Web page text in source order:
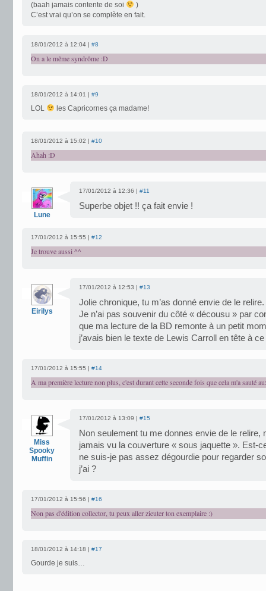
(baah jamais contente de soi
)
C’est vrai qu’on se complète en fait.
18/01/2012 à 12:04 | #8
On a le même syndrôme :D
18/01/2012 à 14:01 | #9
LOL les Capricornes ça madame!
18/01/2012 à 15:02 | #10
Ahah :D
Lune
17/01/2012 à 12:36 | #11
Superbe objet !! ça fait envie !
17/01/2012 à 15:55 | #12
Je trouve aussi ^^
Eirilys
17/01/2012 à 12:53 | #13
Jolie chronique, tu m’as donné envie de le relire.
Je n’ai pas souvenir du côté « décousu » par
que ma lecture de la BD remonte à un petit
j’avais bien le texte de Lewis Carroll en tête à
17/01/2012 à 15:55 | #14
A ma première lecture non plus, c'est durant cette seconde fois que cela m'a sauté
Miss
Spooky
Muffin
17/01/2012 à 13:09 | #15
Non seulement tu me donnes envie de le relire,
jamais vu la couverture « sous jaquette ». Est-
ne suis-je pas assez dégourdie pour regarder
j’ai ?
17/01/2012 à 15:56 | #16
Non pas d'édition collector, tu peux aller zieuter ton exemplaire :)
18/01/2012 à 14:18 | #17
Gourde je suis…